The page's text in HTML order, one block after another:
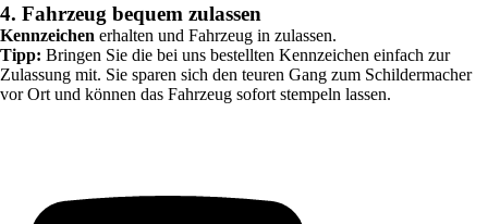
4. Fahrzeug bequem zulassen
Kennzeichen erhalten und Fahrzeug in zulassen.
Tipp: Bringen Sie die bei uns bestellten Kennzeichen einfach zur
Zulassung mit. Sie sparen sich den teuren Gang zum Schildermacher
vor Ort und können das Fahrzeug sofort stempeln lassen.